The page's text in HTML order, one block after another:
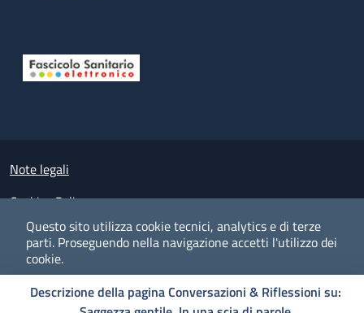
Questo sito utilizza cookie tecnici, analytics e di terze
parti. Proseguendo nella navigazione accetti l'utilizzo dei
cookie.
PREFERENZECOOKIESACCETTOI
Descrizione della pagina Conversazioni & Riflessioni su:
Small prints
Note legali
Cookies Policy
Policy privacy e protezione del dato personale
Albo pretorio on-line
Dichiarazione di accessibilità